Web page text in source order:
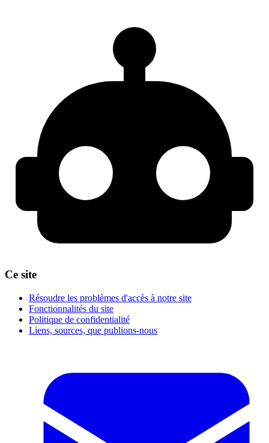
Ce site
Résoudre les problèmes d'accès à notre site
Fonctionnalités du site
Politique de confidentialité
Liens, sources, que publions-nous